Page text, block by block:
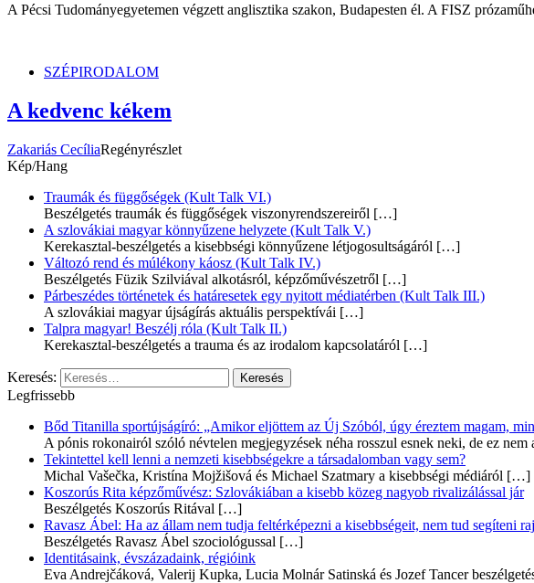
A Pécsi Tudományegyetemen végzett anglisztika szakon, Budapesten él. A FISZ
SZÉPIRODALOM
A kedvenc kékem
Zakariás CecíliaRegényrészlet
Kép/Hang
Traumák és függőségek (Kult Talk VI.)
Beszélgetés traumák és függőségek viszonyrendszereiről […]
A szlovákiai magyar könnyűzene helyzete (Kult Talk V.)
Kerekasztal-beszélgetés a kisebbségi könnyűzene létjogosultságáról […]
Változó rend és múlékony káosz (Kult Talk IV.)
Beszélgetés Füzik Szilviával alkotásról, képzőművészetről […]
Párbeszédes történetek és határesetek egy nyitott médiatérben (Kult Talk III.)
A szlovákiai magyar újságírás aktuális perspektívái […]
Talpra magyar! Beszélj róla (Kult Talk II.)
Kerekasztal-beszélgetés a trauma és az irodalom kapcsolatáról […]
Keresés:
Legfrissebb
Bőd Titanilla sportújságíró: „Amikor eljöttem az Új Szóból, úgy éreztem magam,
A pónis rokonairól szóló névtelen megjegyzések néha rosszul esnek neki, de ez nem
Tekintettel kell lenni a nemzeti kisebbségekre a társadalomban vagy sem?
Michal Vašečka, Kristína Mojžišová és Michael Szatmary a kisebbségi médiáról […]
Koszorús Rita képzőművész: Szlovákiában a kisebb közeg nagyob rivalizálással jár
Beszélgetés Koszorús Ritával […]
Ravasz Ábel: Ha az állam nem tudja feltérképezni a kisebbségeit, nem tud segíteni
Beszélgetés Ravasz Ábel szociológussal […]
Identitásaink, évszázadaink, régióink
Eva Andrejčáková, Valerij Kupka, Lucia Molnár Satinská és Jozef Tancer